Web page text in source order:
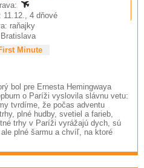
11.12., 4 dňové
raňajky
Minute
bol pre Ernesta Hemingwaya
o Paríži vyslovila slávnu vetu:
tvrdíme, že počas adventu
plné hudby, svetiel a farieb,
trhy v Paríži vyrážajú dych, sú
plné šarmu a chvíľ, na ktoré